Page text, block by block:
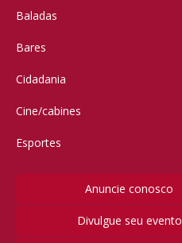
Baladas
Bares
Cidadania
Cine/cabines
Esportes
Anuncie conosco
Divulgue seu evento